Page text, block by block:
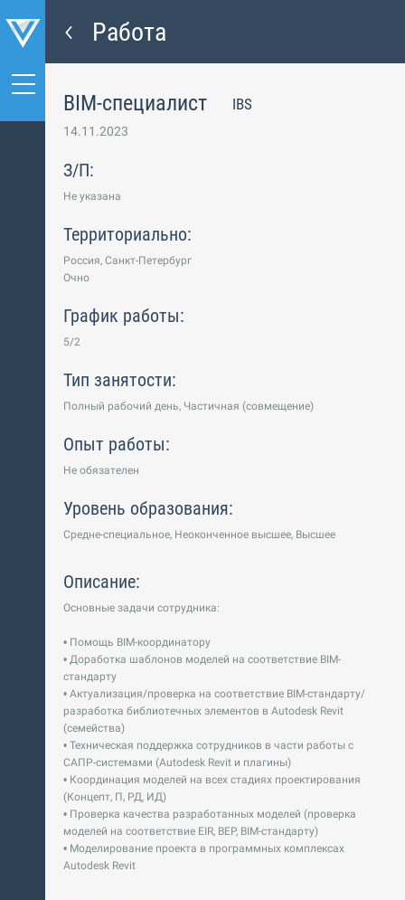
Работа
BIM-специалист IBS
14.11.2023
З/П:
Не указана
Территориально:
Россия, Санкт-Петербург
Очно
График работы:
5/2
Тип занятости:
Полный рабочий день, Частичная (совмещение)
Опыт работы:
Не обязателен
Уровень образования:
Средне-специальное, Неоконченное высшее, Высшее
Описание:
Основные задачи сотрудника:
• Помощь BIM-координатору
• Доработка шаблонов моделей на соответствие BIM-
стандарту
• Актуализация/проверка на соответствие BIM-стандарту/
разработка библиотечных элементов в Autodesk Revit
(семейства)
• Техническая поддержка сотрудников в части работы с
САПР-системами (Autodesk Revit и плагины)
• Координация моделей на всех стадиях проектирования
(Концепт, П, РД, ИД)
• Проверка качества разработанных моделей (проверка
моделей на соответствие EIR, BEP, BIM-стандарту)
• Моделирование проекта в программных комплексах
Autodesk Revit